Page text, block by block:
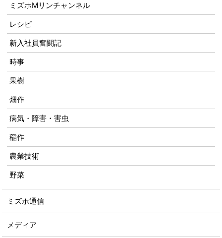
ミズホMリンチャンネル
レシピ
新入社員奮闘記
時事
果樹
畑作
病気・障害・害虫
稲作
農業技術
野菜
ミズホ通信
メディア